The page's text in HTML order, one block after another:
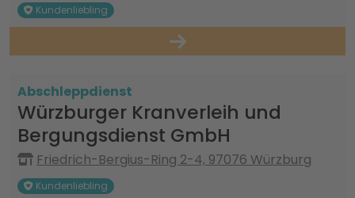
Kundenliebling
Abschleppdienst
Würzburger Kranverleih und
Bergungsdienst GmbH
Friedrich-Bergius-Ring 2-4, 97076 Würzburg
Kundenliebling